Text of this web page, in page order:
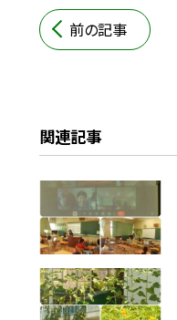
前の記事
関連記事